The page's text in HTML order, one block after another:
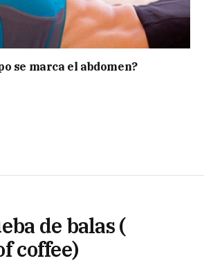
se marca el abdomen?
de balas (
coffee)